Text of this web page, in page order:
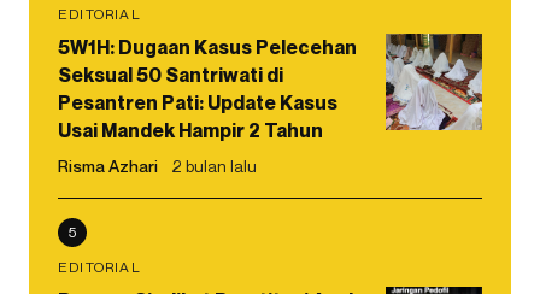
EDITORIAL
5W1H: Dugaan Kasus Pelecehan
Seksual 50 Santriwati di
Pesantren Pati: Update Kasus
Usai Mandek Hampir 2 Tahun
Risma Azhari 2 bulan lalu
5
EDITORIAL